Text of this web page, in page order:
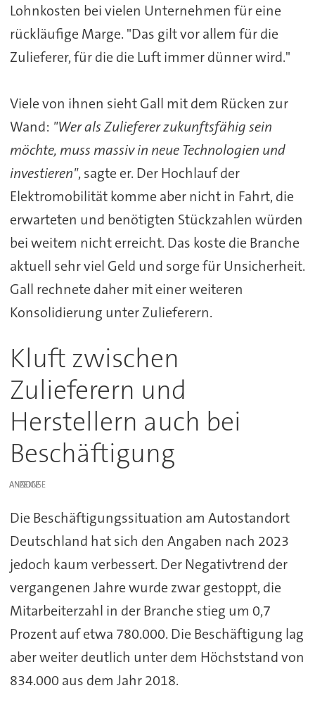
Lohnkosten bei vielen Unternehmen für eine
rückläufige Marge. "Das gilt vor allem für die
Zulieferer, für die die Luft immer dünner wird."
Viele von ihnen sieht Gall mit dem Rücken zur
Wand: "Wer als Zulieferer zukunftsfähig sein
möchte, muss massiv in neue Technologien und
investieren", sagte er. Der Hochlauf der
Elektromobilität komme aber nicht in Fahrt, die
erwarteten und benötigten Stückzahlen würden
bei weitem nicht erreicht. Das koste die Branche
aktuell sehr viel Geld und sorge für Unsicherheit.
Gall rechnete daher mit einer weiteren
Konsolidierung unter Zulieferern.
Kluft zwischen
Zulieferern und
Herstellern auch bei
Beschäftigung
ANZEIGE
Die Beschäftigungssituation am Autostandort
Deutschland hat sich den Angaben nach 2023
jedoch kaum verbessert. Der Negativtrend der
vergangenen Jahre wurde zwar gestoppt, die
Mitarbeiterzahl in der Branche stieg um 0,7
Prozent auf etwa 780.000. Die Beschäftigung lag
aber weiter deutlich unter dem Höchststand von
834.000 aus dem Jahr 2018.